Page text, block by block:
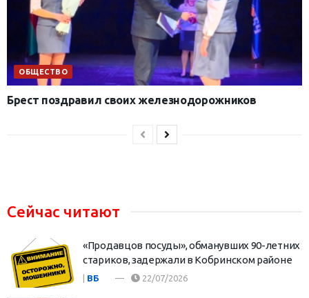
ОБЩЕСТВО
Брест поздравил своих железнодорожников
Сейчас читают
«Продавцов посуды», обманувших 90-летних
стариков, задержали в Кобринском районе
ВБ 22/07/2026